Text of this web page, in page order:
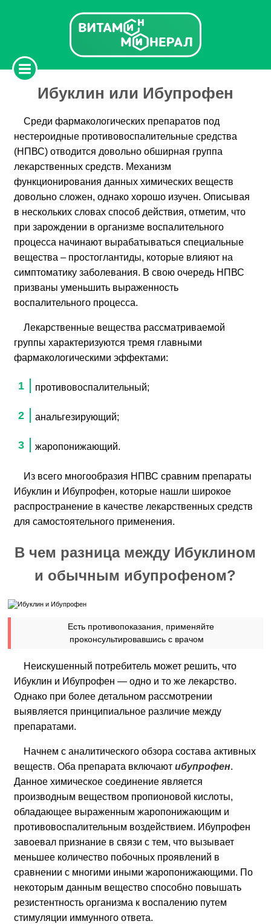
Ибуклин или Ибупрофен
Среди фармакологических препаратов под
нестероидные противовоспалительные средства
(НПВС) отводится довольно обширная группа
лекарственных средств. Механизм
функционирования данных химических веществ
довольно сложен, однако хорошо изучен. Описывая
в нескольких словах способ действия, отметим, что
при зарождении в организме воспалительного
процесса начинают вырабатываться специальные
вещества – простоглантиды, которые влияют на
симптоматику заболевания. В свою очередь НПВС
призваны уменьшить выраженность
воспалительного процесса.
Лекарственные вещества рассматриваемой
группы характеризуются тремя главными
фармакологическими эффектами:
противовоспалительный;
анальгезирующий;
жаропонижающий.
Из всего многообразия НПВС сравним препараты
Ибуклин и Ибупрофен, которые нашли широкое
распространение в качестве лекарственных средств
для самостоятельного применения.
В чем разница между Ибуклином
и обычным ибупрофеном?
Есть противопоказания, применяйте
проконсультировавшись с врачом
Неискушенный потребитель может решить, что
Ибуклин и Ибупрофен — одно и то же лекарство.
Однако при более детальном рассмотрении
выявляется принципиальное различие между
препаратами.
Начнем с аналитического обзора состава активных
веществ. Оба препарата включаютибупрофен.
Данное химическое соединение является
производным веществом пропионовой кислоты,
обладающее выраженным жаропонижающим и
противовоспалительным воздействием. Ибупрофен
завоевал признание в связи с тем, что вызывает
меньшее количество побочных проявлений в
сравнении с многими иными жаропонижающими. По
некоторым данным вещество способно повышать
резистентность организма к воспалению путем
стимуляции иммунного ответа.